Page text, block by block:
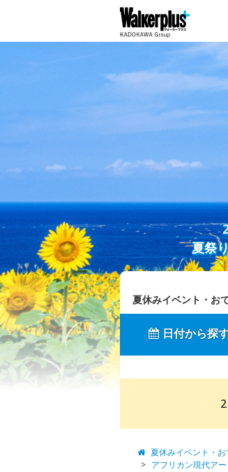
夏祭
夏休みイベント・お
日付から探
夏休みイベント・
アフリカン現代ア